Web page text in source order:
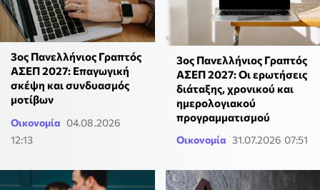
3ος Πανελλήνιος Γραπτός
ΑΣΕΠ 2027: Επαγωγική
σκέψη και συνδυασμός
μοτίβων
Οικονομία 04.08.2026
12:13
3ος Πανελλήνιος Γραπτός
ΑΣΕΠ 2027: Οι ερωτήσεις
διάταξης, χρονικού και
ημερολογιακού
προγραμματισμού
Οικονομία 31.07.2026 07:51